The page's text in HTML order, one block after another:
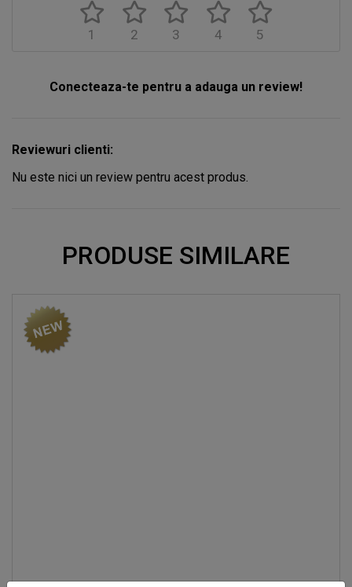
5
4
3
2
1
Conecteaza-te pentru a adauga un review!
Reviewuri clienti:
Nu este nici un review pentru acest produs.
PRODUSE SIMILARE